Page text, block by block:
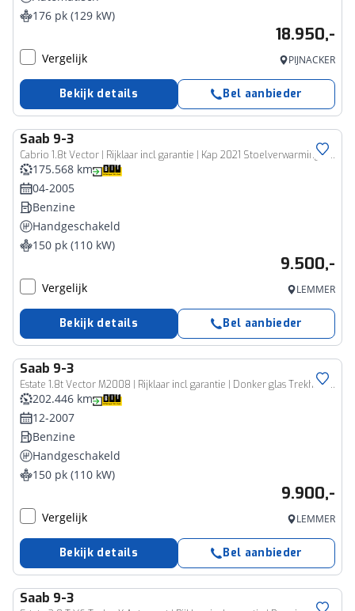
176 pk (129 kW)
18.950,-
Vergelijk PIJNACKER
Bekijk details Bel aanbieder
Saab 9-3
Cabrio 1.8t Vector | Rijklaar incl garantie | Kap 2021 Stoelverwarming Climate control Parkeersensoren
175.568 km
04-2005
Benzine
Handgeschakeld
150 pk (110 kW)
9.500,-
Vergelijk LEMMER
Bekijk details Bel aanbieder
Saab 9-3
Estate 1.8t Vector M2008 | Rijklaar incl garantie | Donker glas Trekhaak 17 inch Sportstoel Carplay
202.446 km
12-2007
Benzine
Handgeschakeld
150 pk (110 kW)
9.900,-
Vergelijk LEMMER
Bekijk details Bel aanbieder
Saab 9-3